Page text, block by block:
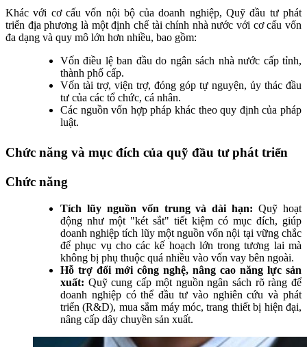
Khác với cơ cấu vốn nội bộ của doanh nghiệp, Quỹ đầu tư phát
triển địa phương là một định chế tài chính nhà nước với cơ cấu vốn
đa dạng và quy mô lớn hơn nhiều, bao gồm:
Vốn điều lệ ban đầu do ngân sách nhà nước cấp tỉnh,
thành phố cấp.
Vốn tài trợ, viện trợ, đóng góp tự nguyện, ủy thác đầu
tư của các tổ chức, cá nhân.
Các nguồn vốn hợp pháp khác theo quy định của pháp
luật.
Chức năng và mục đích của quỹ đầu tư phát triển
Chức năng
Tích lũy nguồn vốn trung và dài hạn: Quỹ hoạt
động như một "két sắt" tiết kiệm có mục đích, giúp
doanh nghiệp tích lũy một nguồn vốn nội tại vững chắc
để phục vụ cho các kế hoạch lớn trong tương lai mà
không bị phụ thuộc quá nhiều vào vốn vay bên ngoài.
Hỗ trợ đổi mới công nghệ, nâng cao năng lực sản
xuất: Quỹ cung cấp một nguồn ngân sách rõ ràng để
doanh nghiệp có thể đầu tư vào nghiên cứu và phát
triển (R&D), mua sắm máy móc, trang thiết bị hiện đại,
nâng cấp dây chuyền sản xuất.